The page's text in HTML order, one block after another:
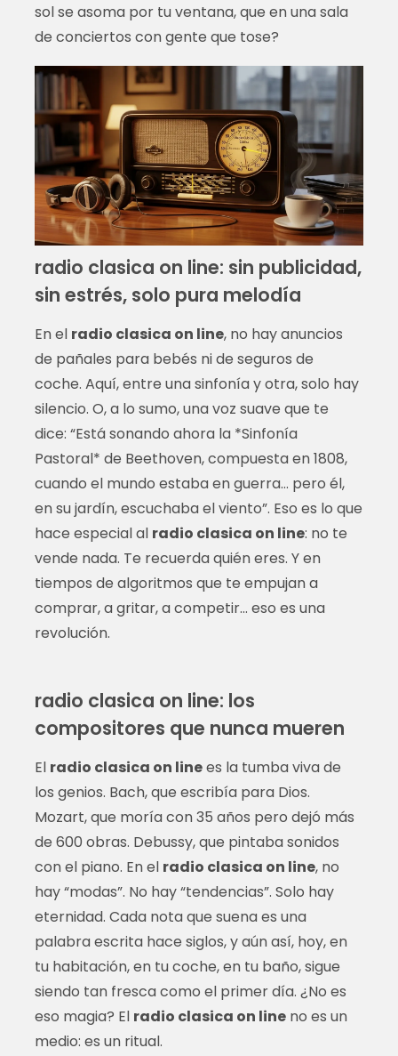
sol se asoma por tu ventana, que en una sala
de conciertos con gente que tose?
radio clasica on line: sin publicidad,
sin estrés, solo pura melodía
En el radio clasica on line, no hay anuncios
de pañales para bebés ni de seguros de
coche. Aquí, entre una sinfonía y otra, solo hay
silencio. O, a lo sumo, una voz suave que te
dice: “Está sonando ahora la *Sinfonía
Pastoral* de Beethoven, compuesta en 1808,
cuando el mundo estaba en guerra… pero él,
en su jardín, escuchaba el viento”. Eso es lo que
hace especial al radio clasica on line: no te
vende nada. Te recuerda quién eres. Y en
tiempos de algoritmos que te empujan a
comprar, a gritar, a competir… eso es una
revolución.
radio clasica on line: los
compositores que nunca mueren
El radio clasica on linees la tumba viva de
los genios. Bach, que escribía para Dios.
Mozart, que moría con 35 años pero dejó más
de 600 obras. Debussy, que pintaba sonidos
con el piano. En el radio clasica on line, no
hay “modas”. No hay “tendencias”. Solo hay
eternidad. Cada nota que suena es una
palabra escrita hace siglos, y aún así, hoy, en
tu habitación, en tu coche, en tu baño, sigue
siendo tan fresca como el primer día. ¿No es
eso magia? El radio clasica on lineno es un
medio: es un ritual.